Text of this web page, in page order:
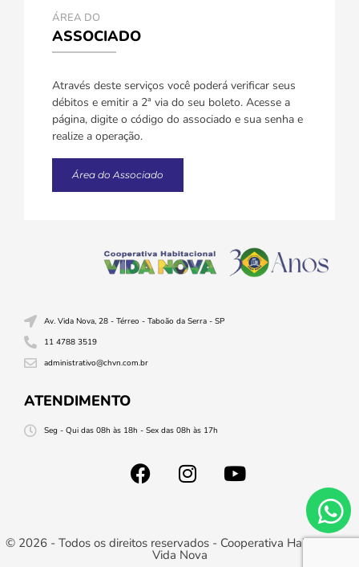
ÁREA DO
ASSOCIADO
Através deste serviços você poderá verificar seus
débitos e emitir a 2ª via do seu boleto. Acesse a
página, digite o código do associado e sua senha e
realize a operação.
Área do Associado
Av. Vida Nova, 28 - Térreo - Taboão da Serra - SP
11 4788 3519
administrativo@chvn.com.br
ATENDIMENTO
Seg - Qui das 08h às 18h - Sex das 08h às 17h
© 2026 - Todos os direitos reservados - Cooperativa Habitacional
Vida Nova